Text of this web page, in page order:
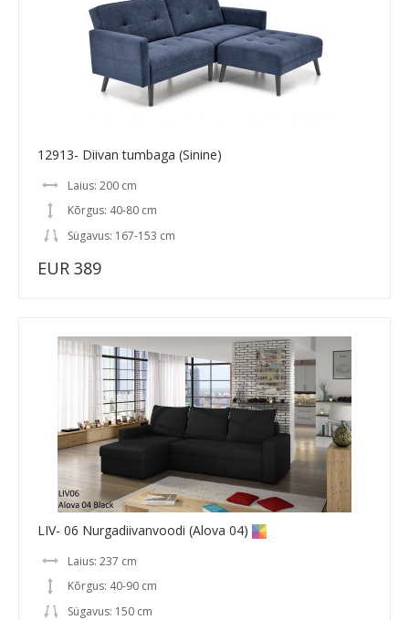
12913- Diivan tumbaga (Sinine)
Laius: 200 cm
Kõrgus: 40-80 cm
Sügavus: 167-153 cm
EUR 389
LIV- 06 Nurgadiivanvoodi (Alova 04)
Laius: 237 cm
Kõrgus: 40-90 cm
Sügavus: 150 cm